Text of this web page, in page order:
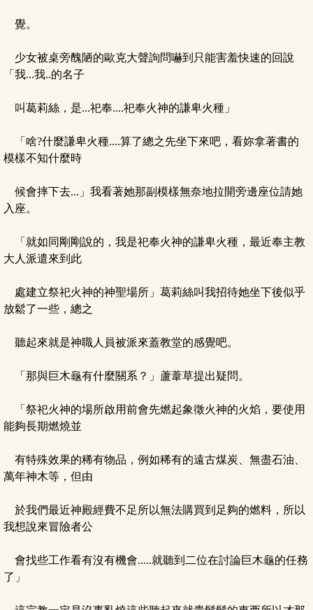
覺。
少女被桌旁醜陋的歐克大聲詢問嚇到只能害羞快速的回說
「我...我..的名子
叫葛莉絲，是...祀奉....祀奉火神的謙卑火種」
「啥?什麼謙卑火種....算了總之先坐下來吧，看妳拿著書的
模樣不知什麼時
候會摔下去...」我看著她那副模樣無奈地拉開旁邊座位請她
入座。
「就如同剛剛說的，我是祀奉火神的謙卑火種，最近奉主教
大人派遣來到此
處建立祭祀火神的神聖場所」葛莉絲叫我招待她坐下後似乎
放鬆了一些，總之
聽起來就是神職人員被派來蓋教堂的感覺吧。
「那與巨木龜有什麼關系？」蘆葦草提出疑問。
「祭祀火神的場所啟用前會先燃起象徵火神的火焰，要使用
能夠長期燃燒並
有特殊效果的稀有物品，例如稀有的遠古煤炭、無盡石油、
萬年神木等，但由
於我們最近神殿經費不足所以無法購買到足夠的燃料，所以
我想說來冒險者公
會找些工作看有沒有機會.....就聽到二位在討論巨木龜的任務
了」